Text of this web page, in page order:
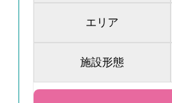
エリア
施設形態